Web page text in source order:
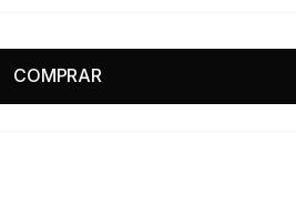
COMPRAR